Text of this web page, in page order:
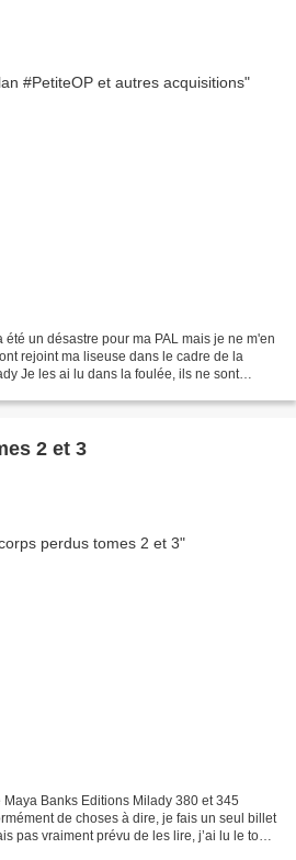
un désastre pour ma PAL mais je ne m'en
rejoint ma liseuse dans le cadre de la
Je les ai lu dans la foulée, ils ne sont
2 et 3
Banks Editions Milady 380 et 345
de choses à dire, je fais un seul billet
pas vraiment prévu de les lire, j’ai lu le tome